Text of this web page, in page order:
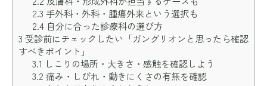
2.3 手外科・外科・腫瘍外来という選択も
2.4自分に合った診療科の選び方
3 受診前にチェックしたい「ガングリオンと思ったら確認
すべきポイント」
3.1 しこりの場所・大きさ・感触を確認しよう
3.2 痛み・しびれ・動きにくさの有無を確認